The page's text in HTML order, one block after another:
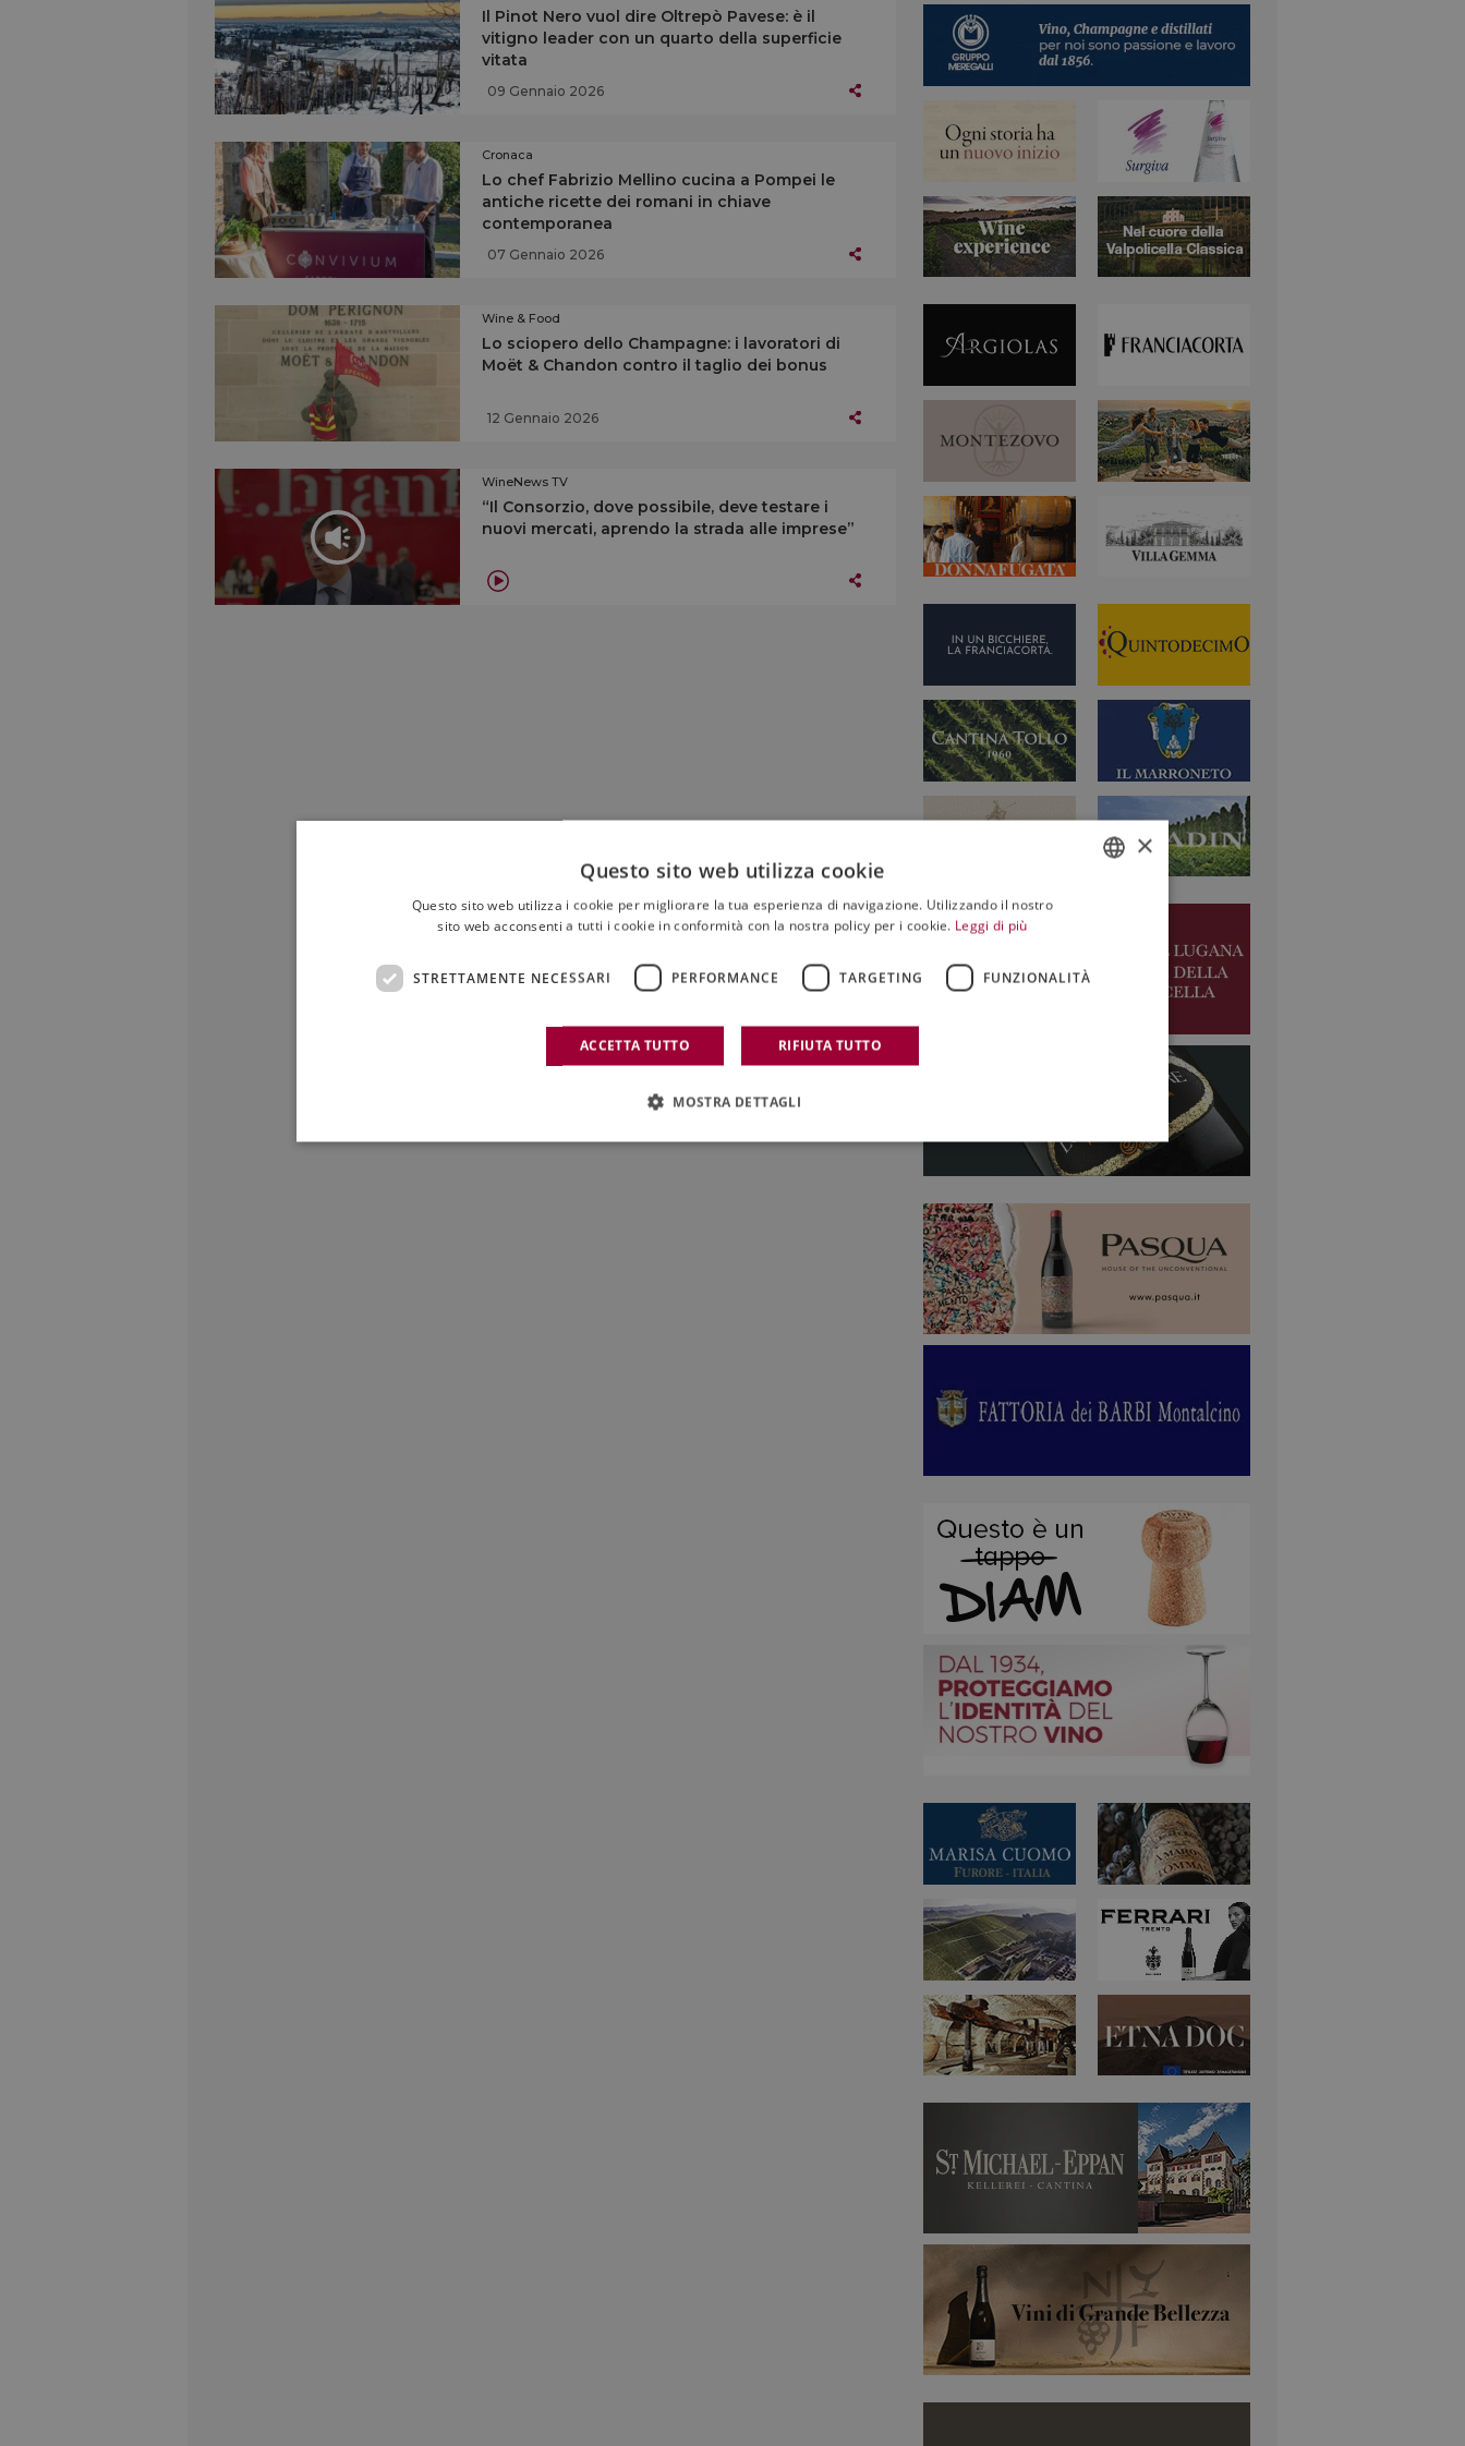
Il Pinot Nero vuol dire Oltrepò Pavese: è il
vitigno leader con un quarto della superficie
vitata
09 Gennaio 2026
Cronaca
Lo chef Fabrizio Mellino cucina a Pompei le
antiche ricette dei romani in chiave
contemporanea
07 Gennaio 2026
Wine & Food
Lo sciopero dello Champagne: i lavoratori di
Moët & Chandon contro il taglio dei bonus
12 Gennaio 2026
WineNews TV
“Il Consorzio, dove possibile, deve testare i
nuovi mercati, aprendo la strada alle imprese”
×
Questo sito web utilizza cookie
Questo sito web utilizza i cookie per migliorare la tua esperienza di navigazione. Utilizzando il nostro
sito web acconsenti a tutti i cookie in conformità con la nostra policy per i cookie. Leggi di più
STRETTAMENTE NECESSARI PERFORMANCE TARGETING FUNZIONALITÀ
ACCETTA TUTTO RIFIUTA TUTTO
MOSTRA DETTAGLI